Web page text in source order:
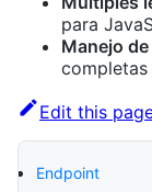
para
Manejo
completas
Edit this
Endpoint